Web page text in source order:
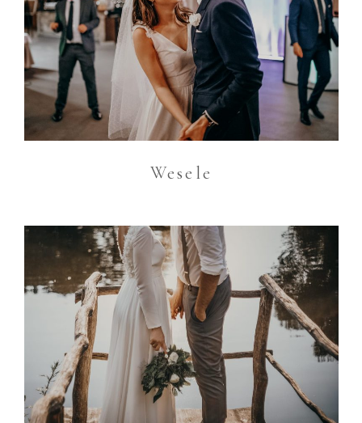
Wesele